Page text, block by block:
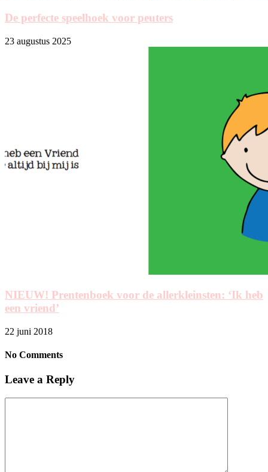
De perfecte speelhoek voor peuters
23 augustus 2025
NIEUW! Prentenboek voor de allerkleinsten: ‘Ik heb
een vriend’
22 juni 2018
No Comments
Leave a Reply